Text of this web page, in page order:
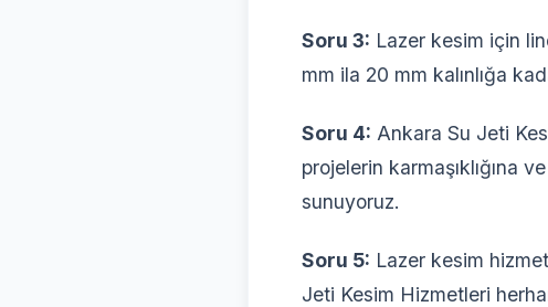
Soru 3: Lazer kesim için
mm ila 20 mm kalınlığa
Soru 4: Ankara Su Jeti
projelerin karmaşıklığına
sunuyoruz.
Soru 5: Lazer kesim
Jeti Kesim Hizmetleri